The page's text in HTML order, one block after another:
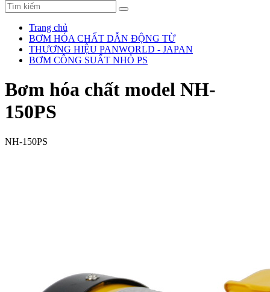
Trang chủ
BƠM HÓA CHẤT DẪN ĐỘNG TỪ
THƯƠNG HIỆU PANWORLD - JAPAN
BƠM CÔNG SUẤT NHỎ PS
Bơm hóa chất model NH-
150PS
NH-150PS